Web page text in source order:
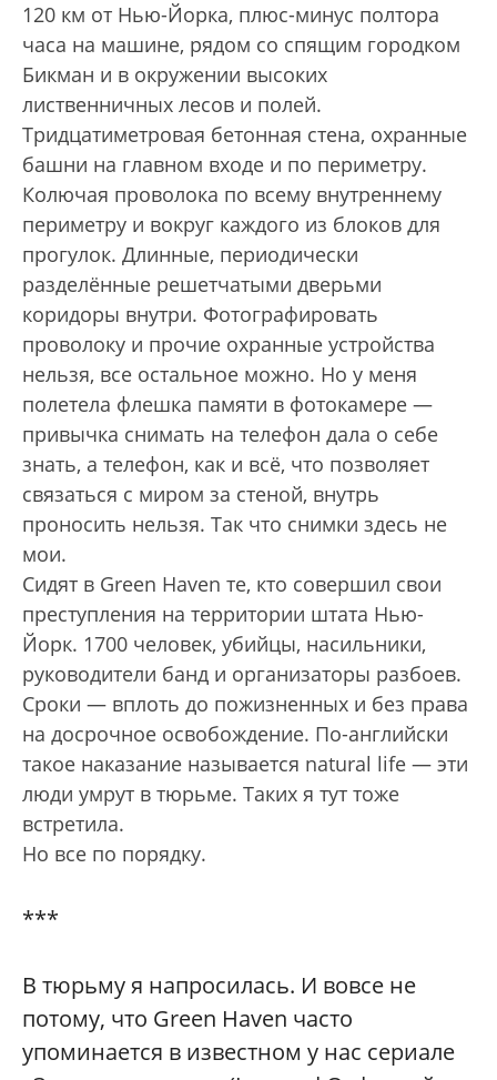
120 км от Нью-Йорка, плюс-минус полтора
часа на машине, рядом со спящим городком
Бикман и в окружении высоких
лиственничных лесов и полей.
Тридцатиметровая бетонная стена, охранные
башни на главном входе и по периметру.
Колючая проволока по всему внутреннему
периметру и вокруг каждого из блоков для
прогулок. Длинные, периодически
разделённые решетчатыми дверьми
коридоры внутри. Фотографировать
проволоку и прочие охранные устройства
нельзя, все остальное можно. Но у меня
полетела флешка памяти в фотокамере —
привычка снимать на телефон дала о себе
знать, а телефон, как и всё, что позволяет
связаться с миром за стеной, внутрь
проносить нельзя. Так что снимки здесь не
мои.
Сидят в Green Haven те, кто совершил свои
преступления на территории штата Нью-
Йорк. 1700 человек, убийцы, насильники,
руководители банд и организаторы разбоев.
Сроки — вплоть до пожизненных и без права
на досрочное освобождение. По-английски
такое наказание называется natural life — эти
люди умрут в тюрьме. Таких я тут тоже
встретила.
Но все по порядку.
***
В тюрьму я напросилась. И вовсе не
потому, что Green Haven часто
упоминается в известном у нас сериале